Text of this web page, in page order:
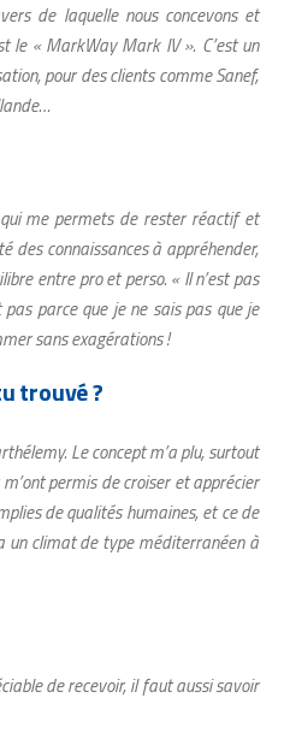
de laquelle nous concevons et
« MarkWay Mark IV ». C’est un
pour des clients comme Sanef,
me permets de rester réactif et
des connaissances à appréhender,
entre pro et perso. « Il n’est pas
parce que je ne sais pas que je
sans exagérations !
trouvé ?
Le concept m’a plu, surtout
permis de croiser et apprécier
de qualités humaines, et ce de
un climat de type méditerranéen à
de recevoir, il faut aussi savoir